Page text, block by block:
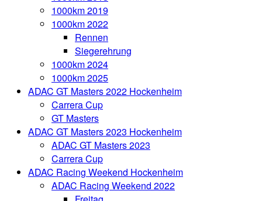
1000km 2019
1000km 2022
Rennen
Siegerehrung
1000km 2024
1000km 2025
ADAC GT Masters 2022 Hockenheim
Carrera Cup
GT Masters
ADAC GT Masters 2023 Hockenheim
ADAC GT Masters 2023
Carrera Cup
ADAC Racing Weekend Hockenheim
ADAC Racing Weekend 2022